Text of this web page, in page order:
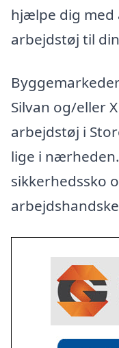
hjælpe dig
arbejdstøj til
Silvan og/eller
arbejdstøj i
lige i
sikkerhedssko